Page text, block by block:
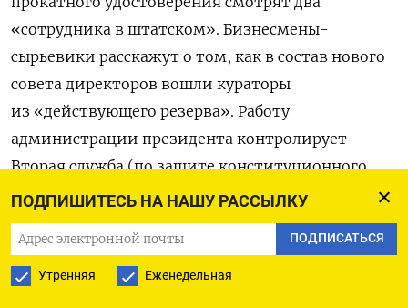
ПОДПИШИТЕСЬ НА НАШУ РАССЫЛКУ
ПОДПИСАТЬСЯ
Утренняя Еженедельная
«сотрудника в штатском». Бизнесмены-
сырьевики расскажут о том, как в состав нового
совета директоров вошли кураторы
из «действующего резерва». Работу
администрации президента контролирует
Вторая служба (по защите конституционного
строя), а в Совбезе работают только силовики.
Перефразируя цитату Путина времен 2000-го
года, «Лубянка» внедрилась в систему власти
страны так успешно, как не было никогда